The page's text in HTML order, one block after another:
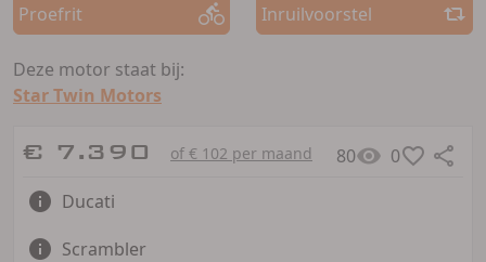
Proefrit Inruilvoorstel
Deze motor staat bij:
Star Twin Motors
€ 7.390 of € 102 per maand 80
0
Ducati
Scrambler